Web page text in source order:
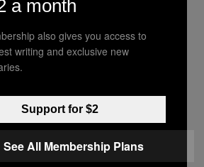
ανθρώπους
a month
also gives you access to
writing and exclusive new
Support for $2
See All Membership Plans